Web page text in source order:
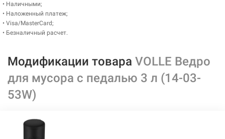
• Наличными;
• Наложенный платеж;
• Visa/MasterCard;
• Безналичный расчет.
Модификации товара VOLLE Ведро
для мусора с педалью 3 л (14-03-
53W)